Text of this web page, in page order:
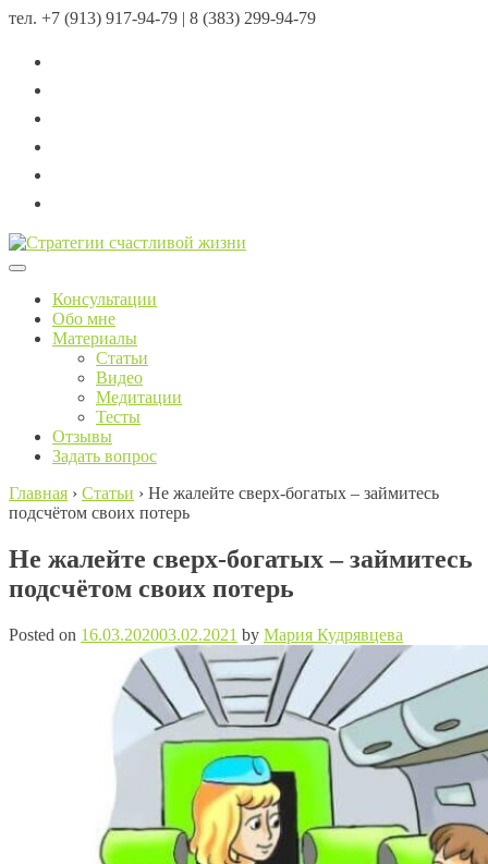
тел. +7 (913) 917-94-79 | 8 (383) 299-94-79
Menu
Консультации
Обо мне
Материалы
Статьи
Видео
Медитации
Тесты
Отзывы
Задать вопрос
Главная › Статьи › Не жалейте сверх-богатых – займитесь
подсчётом своих потерь
Не жалейте сверх-богатых – займитесь
подсчётом своих потерь
Posted on 16.03.202003.02.2021 by Мария Кудрявцева